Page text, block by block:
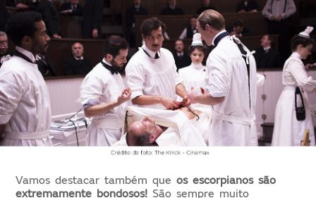
Vamos destacar também queos escorpianos são
extremamente bondosos! São sempre muito